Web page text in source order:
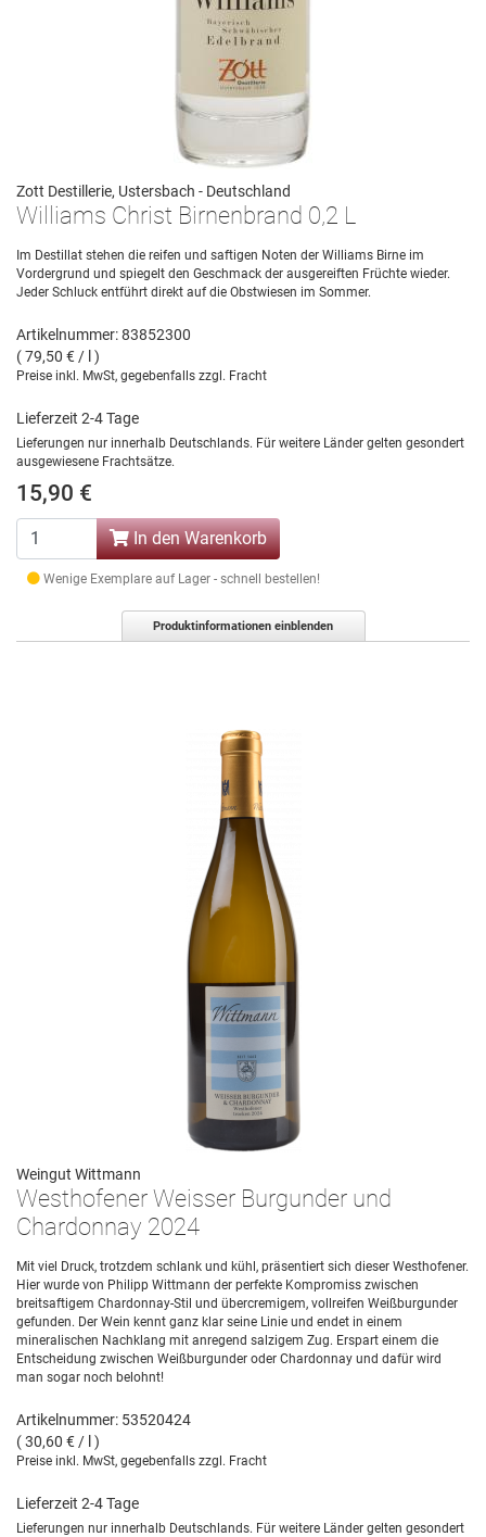
Zott Destillerie, Ustersbach - Deutschland
Williams Christ Birnenbrand 0,2 L
Im Destillat stehen die reifen und saftigen Noten der Williams Birne im
Vordergrund und spiegelt den Geschmack der ausgereiften Früchte wieder.
Jeder Schluck entführt direkt auf die Obstwiesen im Sommer.
Artikelnummer: 83852300
( 79,50 € / l )
Preise inkl. MwSt, gegebenfalls zzgl. Fracht
Lieferzeit 2-4 Tage
Lieferungen nur innerhalb Deutschlands. Für weitere Länder gelten gesondert
ausgewiesene Frachtsätze.
15,90 €
In den Warenkorb
Wenige Exemplare auf Lager - schnell bestellen!
Produktinformationen einblenden
Weingut Wittmann
Westhofener Weisser Burgunder und
Chardonnay 2024
Mit viel Druck, trotzdem schlank und kühl, präsentiert sich dieser Westhofener.
Hier wurde von Philipp Wittmann der perfekte Kompromiss zwischen
breitsaftigem Chardonnay-Stil und übercremigem, vollreifen Weißburgunder
gefunden. Der Wein kennt ganz klar seine Linie und endet in einem
mineralischen Nachklang mit anregend salzigem Zug. Erspart einem die
Entscheidung zwischen Weißburgunder oder Chardonnay und dafür wird
man sogar noch belohnt!
Artikelnummer: 53520424
( 30,60 € / l )
Preise inkl. MwSt, gegebenfalls zzgl. Fracht
Lieferzeit 2-4 Tage
Lieferungen nur innerhalb Deutschlands. Für weitere Länder gelten gesondert